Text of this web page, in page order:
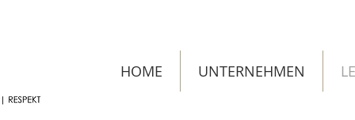
HOME UNTERNEHMEN